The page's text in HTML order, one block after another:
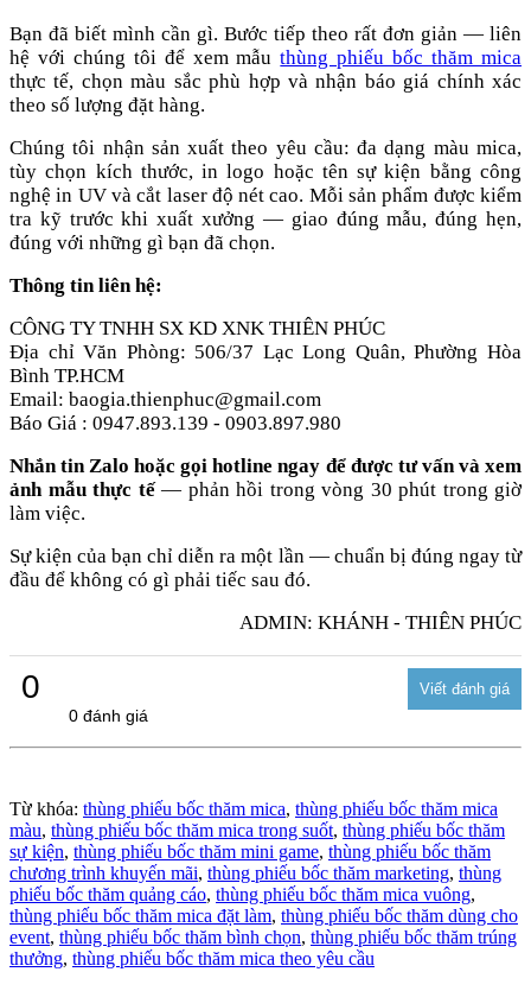
Bạn đã biết mình cần gì. Bước tiếp theo rất đơn giản — liên
hệ với chúng tôi để xem mẫuthùng phiếu bốc thăm mica
thực tế, chọn màu sắc phù hợp và nhận báo giá chính xác
theo số lượng đặt hàng.
Chúng tôi nhận sản xuất theo yêu cầu: đa dạng màu mica,
tùy chọn kích thước, in logo hoặc tên sự kiện bằng công
nghệ in UV và cắt laser độ nét cao. Mỗi sản phẩm được kiểm
tra kỹ trước khi xuất xưởng — giao đúng mẫu, đúng hẹn,
đúng với những gì bạn đã chọn.
Thông tin liên hệ:
CÔNG TY TNHH SX KD XNK THIÊN PHÚC
Địa chỉ Văn Phòng: 506/37 Lạc Long Quân, Phường Hòa
Bình TP.HCM
Email: baogia.thienphuc@gmail.com
Báo Giá : 0947.893.139 - 0903.897.980
Nhắn tin Zalo hoặc gọi hotline ngay để được tư vấn và xem
ảnh mẫu thực tế— phản hồi trong vòng 30 phút trong giờ
làm việc.
Sự kiện của bạn chỉ diễn ra một lần — chuẩn bị đúng ngay từ
đầu để không có gì phải tiếc sau đó.
ADMIN: KHÁNH - THIÊN PHÚC
0
0 đánh giá
Từ khóa: thùng phiếu bốc thăm mica, thùng phiếu bốc thăm mica
màu, thùng phiếu bốc thăm mica trong suốt, thùng phiếu bốc thăm
sự kiện, thùng phiếu bốc thăm mini game, thùng phiếu bốc thăm
chương trình khuyến mãi, thùng phiếu bốc thăm marketing, thùng
phiếu bốc thăm quảng cáo, thùng phiếu bốc thăm mica vuông,
thùng phiếu bốc thăm mica đặt làm, thùng phiếu bốc thăm dùng cho
event, thùng phiếu bốc thăm bình chọn, thùng phiếu bốc thăm trúng
thưởng, thùng phiếu bốc thăm mica theo yêu cầu